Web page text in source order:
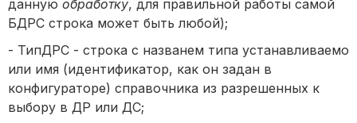
данную обработку, для правильной работы самой
БДРС строка может быть любой);
- ТипДРС - строка с названем типа
или имя (идентификатор, как он задан в
конфигураторе) справочника из разрешенных к
выбору в ДР или ДС;